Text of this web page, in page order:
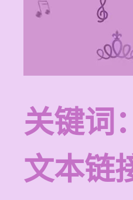
关键词：
文本链